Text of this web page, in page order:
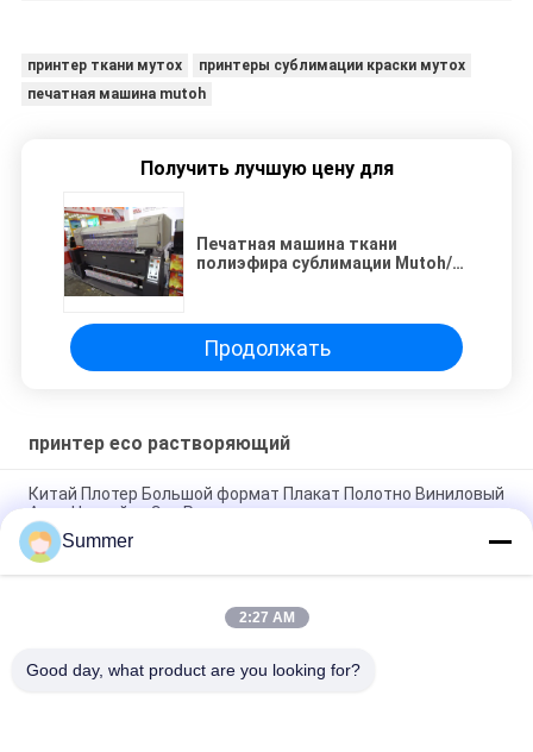
принтер ткани мутох
принтеры сублимации краски мутох
печатная машина mutoh
Получить лучшую цену для
Печатная машина ткани
полиэфира сублимации Mutoh/
Продолжать
принтер eco растворяющий
Китай Плотер Большой формат Плакат Полотно Виниловый
Авто Наклейка Эко Растворитель принтер
Высококачественная цифровая печать Эко растворитель
принтер машина чернила принтер для рекламы
72 дюймовый промышленный цифровой принтер Плотер
Summer
2:27 AM
Good day, what product are you looking for?